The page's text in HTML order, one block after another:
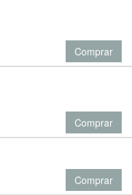
Comprar
Comprar
Comprar